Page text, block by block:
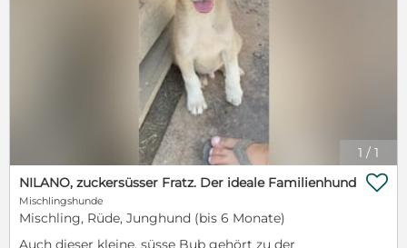
1 / 1
NILANO, zuckersüsser Fratz. Der ideale Familienhund
Mischlingshunde
Mischling, Rüde, Junghund (bis 6 Monate)
Auch dieser kleine, süsse Bub gehört zu der
